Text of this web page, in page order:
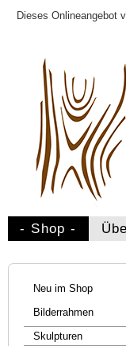
Dieses Onlineangebot
- Shop -
Neu im Shop
Bilderrahmen
Skulpturen